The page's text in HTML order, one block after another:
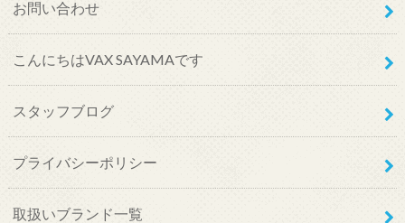
お問い合わせ
こんにちはVAX SAYAMAです
スタッフブログ
プライバシーポリシー
取扱いブランド一覧